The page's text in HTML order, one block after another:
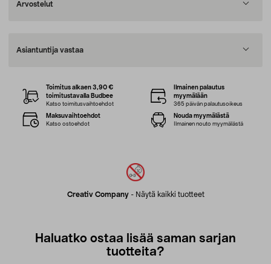
Arvostelut
Asiantuntija vastaa
Creativ Company- Näytä kaikki tuotteet
Toimitus alkaen 3,90 €
toimitustavalla Budbee
Katso toimitusvaihtoehdot
Ilmainen palautus
myymälään
365 päivän palautusoikeus
Maksuvaihtoehdot
Katso ostoehdot
Nouda myymälästä
Ilmainen nouto myymälästä
Haluatko ostaa lisää saman sarjan
tuotteita?